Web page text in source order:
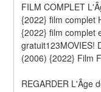
FILM COMPLET
{2022} film complet
{2022} film complet
gratuit123MOVIES!
(2006) {2022} Film
REGARDER L'Âge